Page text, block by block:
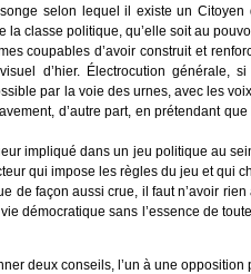
selon lequel il existe un
la classe politique, qu’elle soit au
coupables d’avoir construit et
d’hier. Électrocution générale,
par la voie des urnes, avec les
d’autre part, en prétendant
impliqué dans un jeu politique au
qui impose les règles du jeu et qui
de façon aussi crue, il faut n’avoir
démocratique sans l’essence de
deux conseils, l’un à une